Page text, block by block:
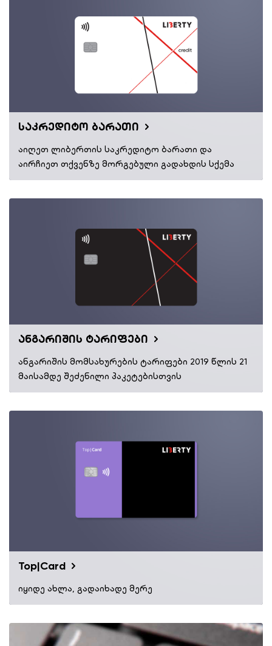
საკრედიტო ბარათი
აიღეთ ლიბერთის საკრედიტო ბარათი და
აირჩიეთ თქვენზე მორგებული გადახდის სქემა
ანგარიშის ტარიფები
ანგარიშის მომსახურების ტარიფები 2019 წლის 21
მაისამდე შეძენილი პაკეტებისთვის
Top|Card
იყიდე ახლა, გადაიხადე მერე